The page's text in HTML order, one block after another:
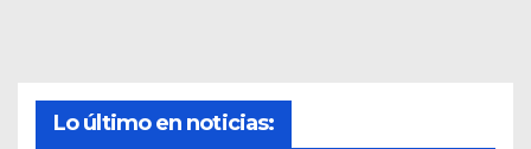
Lo último en noticias: